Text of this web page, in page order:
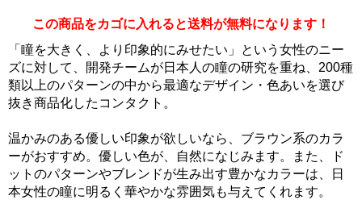
この商品をカゴに入れると送料が無料になります！
「瞳を大きく、より印象的にみせたい」という女性のニー
ズに対して、開発チームが日本人の瞳の研究を重ね、200種
類以上のパターンの中から最適なデザイン・色あいを選び
抜き商品化したコンタクト。
温かみのある優しい印象が欲しいなら、ブラウン系のカラ
ーがおすすめ。優しい色が、自然になじみます。また、ド
ットのパターンやブレンドが生み出す豊かなカラーは、日
本女性の瞳に明るく華やかな雰囲気も与えてくれます。